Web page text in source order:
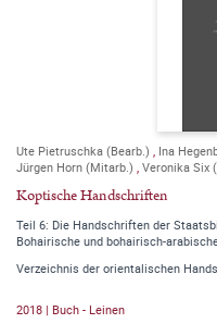
Ute Pietruschka (Bearb.) Ina
Jürgen Horn (Mitarb.) Veronika Six
Koptische Handschriften
Teil 6: Die Handschriften der
Bohairische und bohairisch-
Verzeichnis der orientalischen
2018 | Buch - Leinen